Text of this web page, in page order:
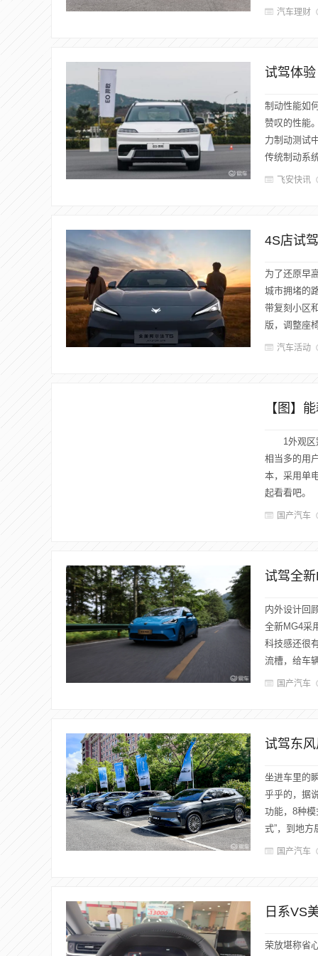
汽车理财
试驾体
制动性能如
赞叹的性能
力制动测试
传统制动系
飞安快讯
4S店试
为了还原早
城市拥堵的
带复刻小区
版，调整座
汽车活动
【图】
1外观区
相当多的用
本，采用单
起看看吧
国产汽车
试驾全
内外设计回
全新MG4采
科技感还很
流槽，给车
国产汽车
试驾东
坐进车里的
乎乎的，据
功能，8种
式”，到地
国产汽车
日系VS
荣放堪称省